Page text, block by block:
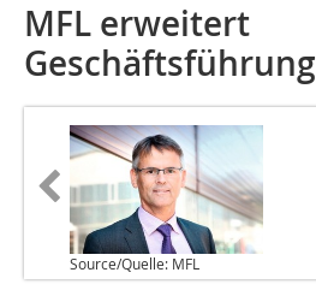
MFL erweitert
Geschäftsführung
Source/Quelle: MFL